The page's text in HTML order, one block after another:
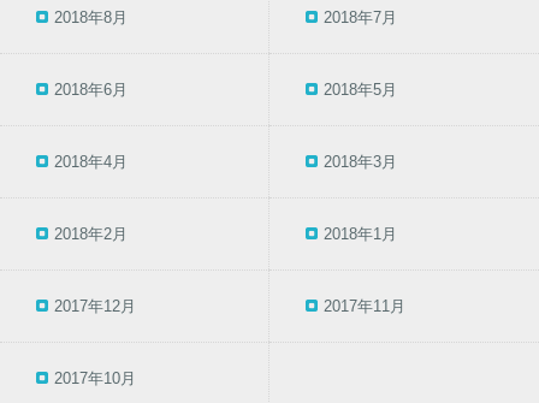
2018年8月 2018年7月
2018年6月 2018年5月
2018年4月 2018年3月
2018年2月 2018年1月
2017年12月 2017年11月
2017年10月